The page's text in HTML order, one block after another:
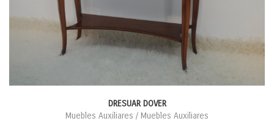
DRESUAR DOVER
Muebles Auxiliares / Muebles Auxiliares